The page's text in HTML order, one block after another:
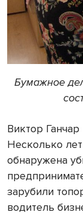
Бумажное
Виктор
Несколько
обнаружена
зарубили
водитель